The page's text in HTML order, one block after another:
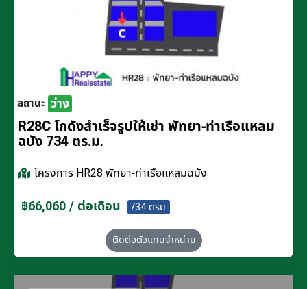
สถานะ ว่าง
R28C โกดังสำเร็จรูปให้เช่า พัทยา-ท่าเรือแหลม
ฉบัง 734 ตร.ม.
โครงการ HR28 พัทยา-ท่าเรือแหลมฉบัง
฿66,060 / ต่อเดือน 734 ตรม.
ติดต่อตัวแทนจำหน่าย